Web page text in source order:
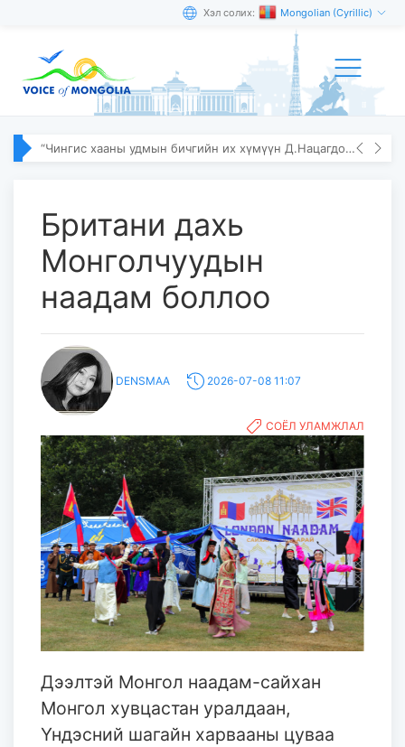
Хэл солих: Mongolian (Cyrillic)
“Чингис хааны удмын бичгийн их хүмүүн Д.Нацагдорж” олон улсын эрдэм шинжилгээний хурал болов
Британи дахь
Монголчуудын
наадам боллоо
DENSMAA 2026-07-08 11:07
СОЁЛ УЛАМЖЛАЛ
Дээлтэй Монгол наадам-сайхан
Монгол хувцастан уралдаан,
Үндэсний шагайн харвааны цуваа